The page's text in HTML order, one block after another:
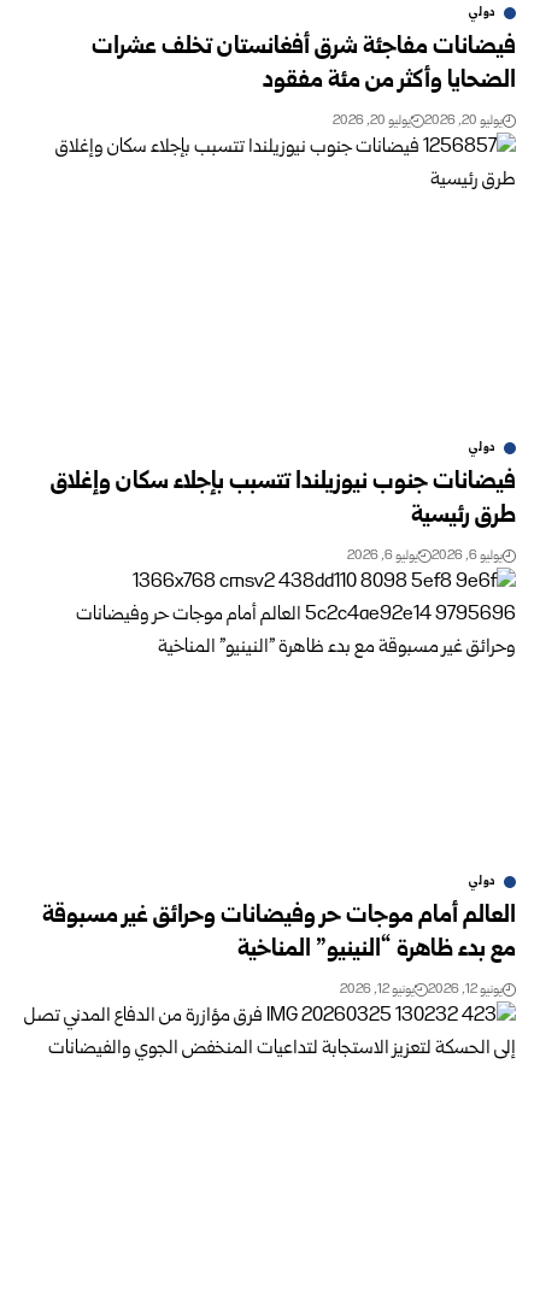
دولي
‏فيضانات مفاجئة شرق أفغانستان تخلف عشرات
الضحايا وأكثر من مئة مفقود
يوليو 20, 2026 يوليو 20, 2026
دولي
فيضانات جنوب نيوزيلندا تتسبب بإجلاء سكان وإغلاق
طرق رئيسية
يوليو 6, 2026 يوليو 6, 2026
دولي
العالم أمام موجات حر وفيضانات وحرائق غير مسبوقة
مع بدء ظاهرة “النينيو” المناخية ‏
يونيو 12, 2026 يونيو 12, 2026